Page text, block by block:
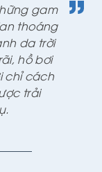
gam
thoáng
da trời
hồ bơi
chỉ cách
trải